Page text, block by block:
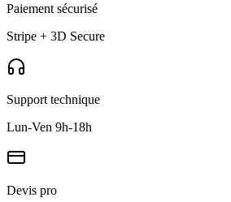
Paiement sécurisé
Stripe + 3D Secure
Support technique
Lun-Ven 9h-18h
Devis pro